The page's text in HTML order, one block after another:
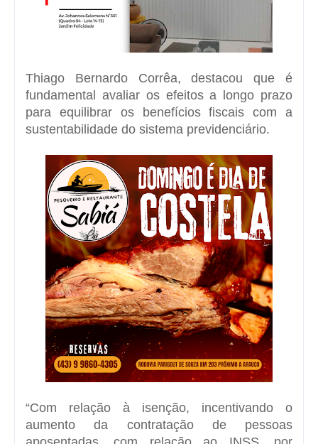
Thiago Bernardo Corrêa, destacou que é
fundamental avaliar os efeitos a longo prazo
para equilibrar os benefícios fiscais com a
sustentabilidade do sistema previdenciário.
“Com relação à isenção, incentivando o
aumento da contratação de pessoas